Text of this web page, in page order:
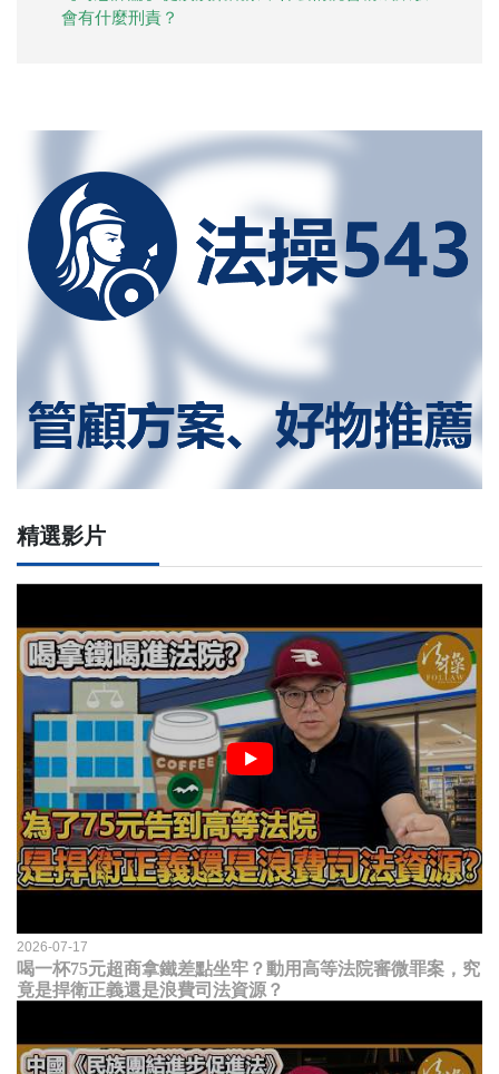
會有什麼刑責？
精選影片
2026-07-17
喝一杯75元超商拿鐵差點坐牢？動用高等法院審微罪案，究
竟是捍衛正義還是浪費司法資源？